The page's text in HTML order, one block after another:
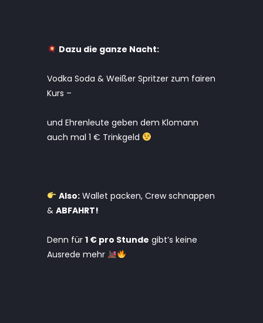
Dazu die ganze Nacht:
Vodka Soda & Weißer Spritzer zum fairen
Kurs –
und Ehrenleute geben dem Klomann
auch mal 1 € Trinkgeld
Also:Wallet packen, Crew schnappen
& ABFAHRT!
Denn für 1 € pro Stunde gibt’s keine
Ausrede mehr